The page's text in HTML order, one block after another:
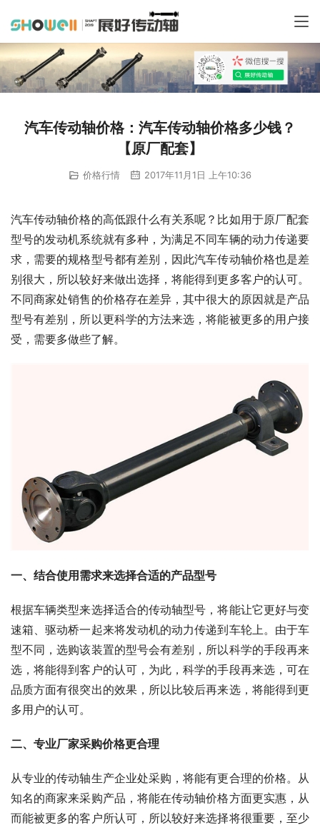
汽车传动轴价格：汽车传动轴价格多少钱？
【原厂配套】
价格行情 2017年11月1日 上午10:36
汽车传动轴价格的高低跟什么有关系呢？比如用于原厂配套
型号的发动机系统就有多种，为满足不同车辆的动力传递要
求，需要的规格型号都有差别，因此汽车传动轴价格也是差
别很大，所以较好来做出选择，将能得到更多客户的认可。
不同商家处销售的价格存在差异，其中很大的原因就是产品
型号有差别，所以更科学的方法来选，将能被更多的用户接
受，需要多做些了解。
一、结合使用需求来选择合适的产品型号
根据车辆类型来选择适合的传动轴型号，将能让它更好与变
速箱、驱动桥一起来将发动机的动力传递到车轮上。由于车
型不同，选购该装置的型号会有差别，所以科学的手段再来
选，将能得到客户的认可，为此，科学的手段再来选，可在
品质方面有很突出的效果，所以比较后再来选，将能得到更
多用户的认可。
二、专业厂家采购价格更合理
从专业的传动轴生产企业处采购，将能有更合理的价格。从
知名的商家来采购产品，将能在传动轴价格方面更实惠，从
而能被更多的客户所认可，所以较好来选择将很重要，至少